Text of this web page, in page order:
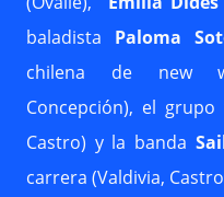
baladista Paloma
chilena de new
Concepción), el grupo
Castro) y la banda
carrera (Valdivia,